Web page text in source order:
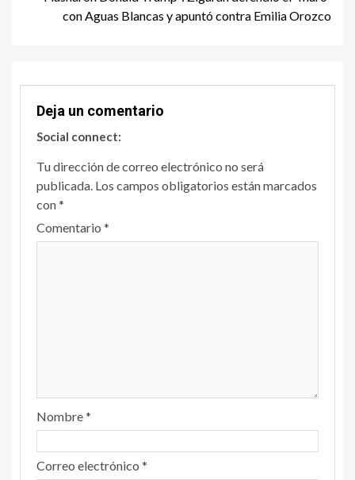
con Aguas Blancas y apuntó contra Emilia Orozco
Deja un comentario
Social connect:
Tu dirección de correo electrónico no será
publicada. Los campos obligatorios están marcados
con*
Comentario *
Nombre*
Correo electrónico *